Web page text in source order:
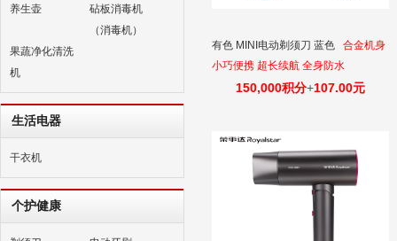
养生壶
砧板消毒机
（消毒机）
果蔬净化清洗
机
生活电器
干衣机
个护健康
有色 MINI电动剃须刀 蓝色
合金机身
小巧便携 超长续航 全身防水
150,000积分+107.00元